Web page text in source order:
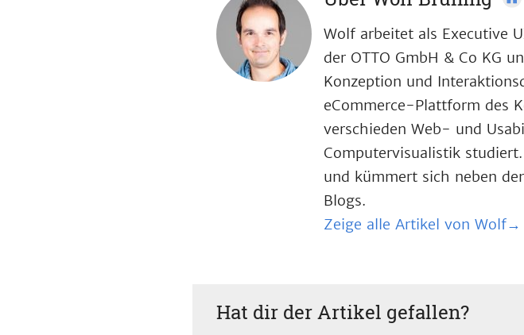
Wolf arbeitet als Executive
der OTTO GmbH & Co KG
Konzeption und
eCommerce-Plattform des
verschieden Web- und
Computervisualistik
und kümmert sich neben
Blogs.
Zeige alle Artikel von Wolf→
Hat dir der Artikel gefallen?